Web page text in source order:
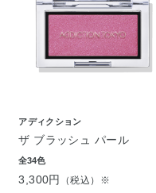
アディクション
ザ ブラッシュ パール
全34色
3,300円 （税込）※